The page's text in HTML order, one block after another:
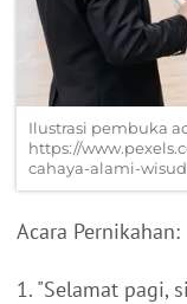
Ilustrasi pembuka
https://
cahaya-alami-
Acara Pernikahan:
1. "Selamat pagi,